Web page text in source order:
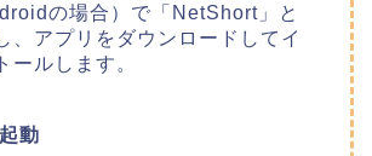
の場合）で「NetShort」と
、アプリをダウンロードしてイ
ールします。
動